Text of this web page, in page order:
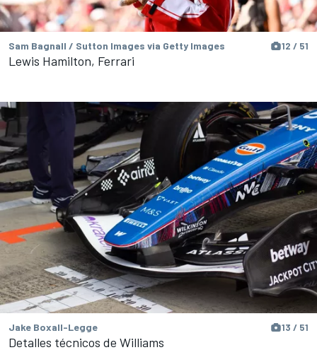
Sam Bagnall / Sutton Images via Getty Images 12 / 51
Lewis Hamilton, Ferrari
Jake Boxall-Legge 13 / 51
Detalles técnicos de Williams